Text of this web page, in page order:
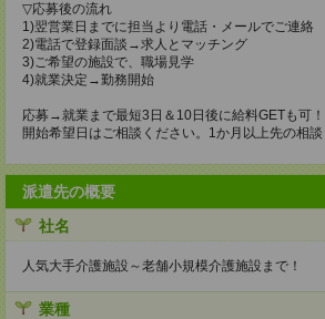
▽応募後の流れ
1)翌営業日までに担当より電話・メールでご連絡
2)電話で登録面談→求人とマッチング
3)ご希望の施設で、職場見学
4)就業決定→勤務開始
応募→就業まで最短3日＆10日後に給料GETも可！
開始希望日はご相談ください。1か月以上先の相談
派遣先の概要
社名
人気大手介護施設～老舗小規模介護施設まで！
業種